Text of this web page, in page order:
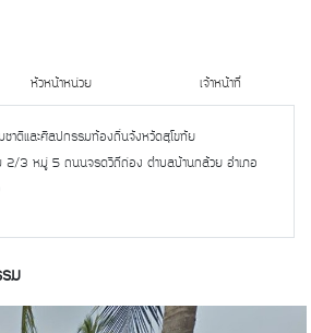
หัวหน้าหน่วย เจ้าหน้าที่
าติและศิลปกรรมท้องถิ่นจังหวัดสุโขทัย
2/3 หมู่ 5 ถนนจรดวิถีถ่อง ตำบลบ้านกล้วย อำเภอ
รม